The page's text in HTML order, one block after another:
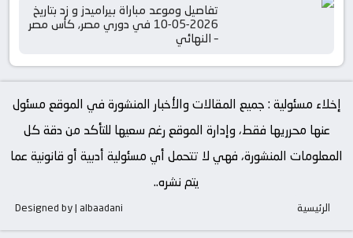
تفاصيل وموعد مباراة بيراميدز و زد بتاريخ
2026-05-10 في دوري مصر, كأس مصر
– النهائي
إخلاء مسئولية : جميع المقالات والأخبار المنشورة في الموقع مسئول
عنها محرريها فقط، وإدارة الموقع رغم سعيها للتأكد من دقة كل
المعلومات المنشورة، فهي لا تتحمل أي مسئولية أدبية أو قانونية عما
يتم نشره..
Designed by | albaadani الرئيسية